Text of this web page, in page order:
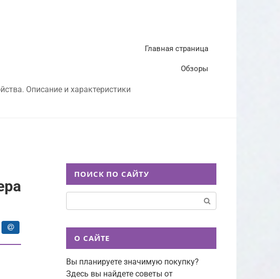
Описание и характеристики
Главная страница
Обзоры
ПОИСК ПО САЙТУ
О САЙТЕ
Вы планируете значимую покупку?
Здесь вы найдете советы от